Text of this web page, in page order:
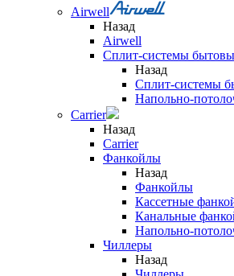
Airwell
Назад
Airwell
Сплит-системы
Назад
Сплит-системы
Напольно-
Carrier
Назад
Carrier
Фанкойлы
Назад
Фанкойлы
Кассетные
Канальные
Напольно-
Чиллеры
Назад